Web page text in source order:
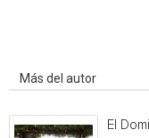
Más del autor
El